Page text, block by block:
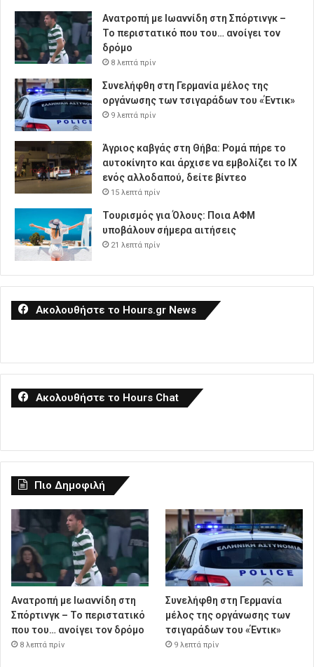
Ανατροπή με Ιωαννίδη στη Σπόρτινγκ –
Το περιστατικό που του… ανοίγει τον
δρόμο
8 λεπτά πρίν
Συνελήφθη στη Γερμανία μέλος της
οργάνωσης των τσιγαράδων του «Έντικ»
9 λεπτά πρίν
Άγριος καβγάς στη Θήβα: Ρομά πήρε το
αυτοκίνητο και άρχισε να εμβολίζει το ΙΧ
ενός αλλοδαπού, δείτε βίντεο
15 λεπτά πρίν
Τουρισμός για Όλους: Ποια ΑΦΜ
υποβάλουν σήμερα αιτήσεις
21 λεπτά πρίν
Ακολουθήστε το Hours.gr News
Ακολουθήστε το Hours Chat
Πιο Δημοφιλή
Ανατροπή με Ιωαννίδη στη
Σπόρτινγκ – Το περιστατικό
που του… ανοίγει τον δρόμο
8 λεπτά πρίν
Συνελήφθη στη Γερμανία
μέλος της οργάνωσης των
τσιγαράδων του «Έντικ»
9 λεπτά πρίν